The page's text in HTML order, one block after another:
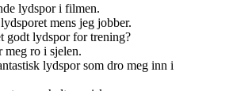
lydspor i filmen.
mens jeg jobber.
godt lydspor for trening?
meg ro i sjelen.
lydspor som dro meg inn i